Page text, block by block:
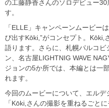
の工藤静香さんのソロデビュー
す。
「ELLE」キャンペーンムービー
び出すKōki,”がコンセプト。Kōki,
語ります。さらに、札幌パルコビ
ン、名古屋LIGHTNIG WAVE
ジョンの5か所では、本編とは一
れます。
今回のムービーについて、エル
「Kōki,さんの撮影を重ねるごと